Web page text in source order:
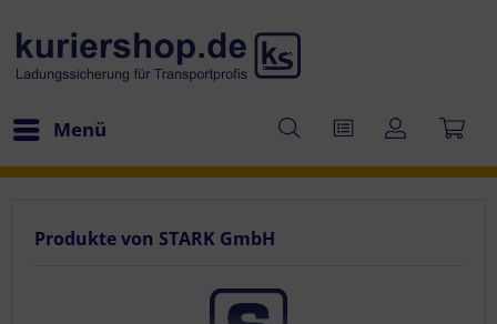
Menü
Produkte von STARK GmbH